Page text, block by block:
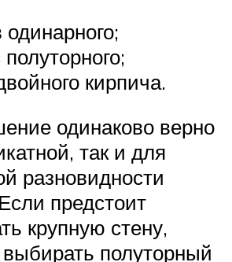
кирпича.
одинаково верно
так и для
разновидности
предстоит
крупную стену,
полуторный